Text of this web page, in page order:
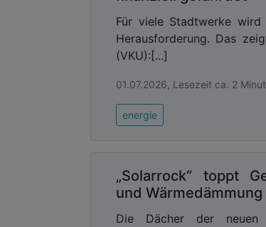
Für viele Stadtwerke wird
Herausforderung. Das
(VKU):[...]
01.07.2026, Lesezeit ca. 2
energie
„Solarrock“ toppt
und Wärmedämmung
Die Dächer der